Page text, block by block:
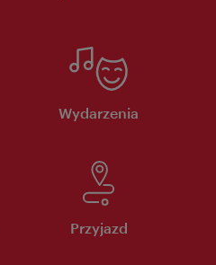
Wydarzenia
Przyjazd